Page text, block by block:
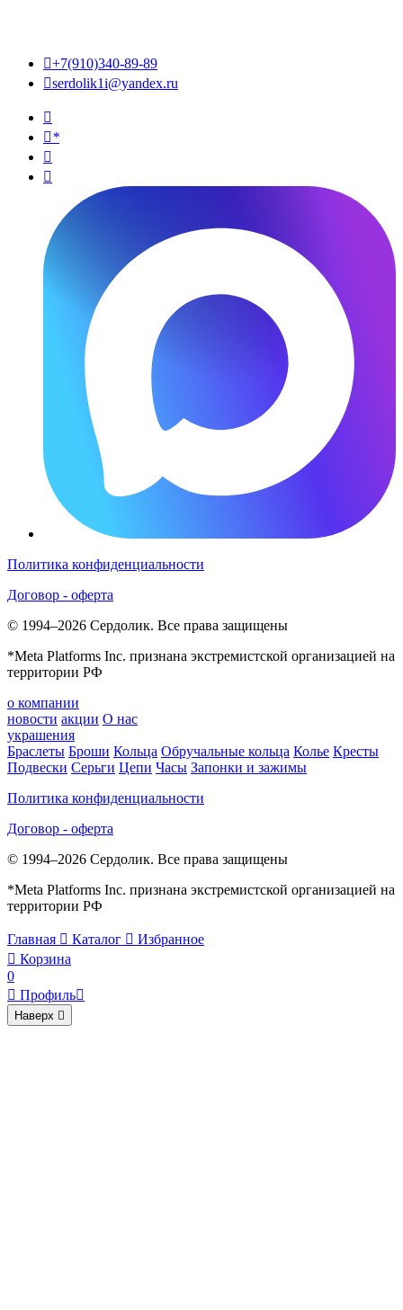
+7(910)340-89-89
serdolik1i@yandex.ru

*


Политика конфиденциальности
Договор - оферта
© 1994–2026 Сердолик. Все права защищены
*Meta Platforms Inc. признана экстремистской организацией на
территории РФ
о компании
новости акции О нас
украшения
Браслеты Броши Кольца Обручальные кольца Колье Кресты
Подвески Серьги Цепи Часы Запонки и зажимы
Политика конфиденциальности
Договор - оферта
© 1994–2026 Сердолик. Все права защищены
*Meta Platforms Inc. признана экстремистской организацией на
территории РФ
Главная  Каталог  Избранное
 Корзина
0
 Профиль
Наверх 